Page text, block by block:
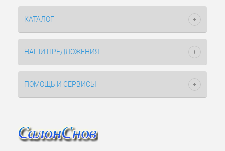
КАТАЛОГ
НАШИ ПРЕДЛОЖЕНИЯ
ПОМОЩЬ И СЕРВИСЫ